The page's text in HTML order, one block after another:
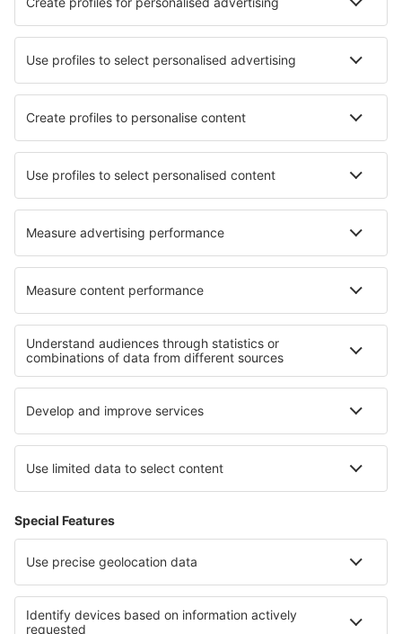
Companii aeriene
Wizz Air
Ryanair
Lufthansa
Despre eSky
Cariere
Termeni şi condiţii
Rezervările mele
Politica de Confidențialitate
Politică cookie
Asistenţă şi contact
Țări
Siteuri internaționale